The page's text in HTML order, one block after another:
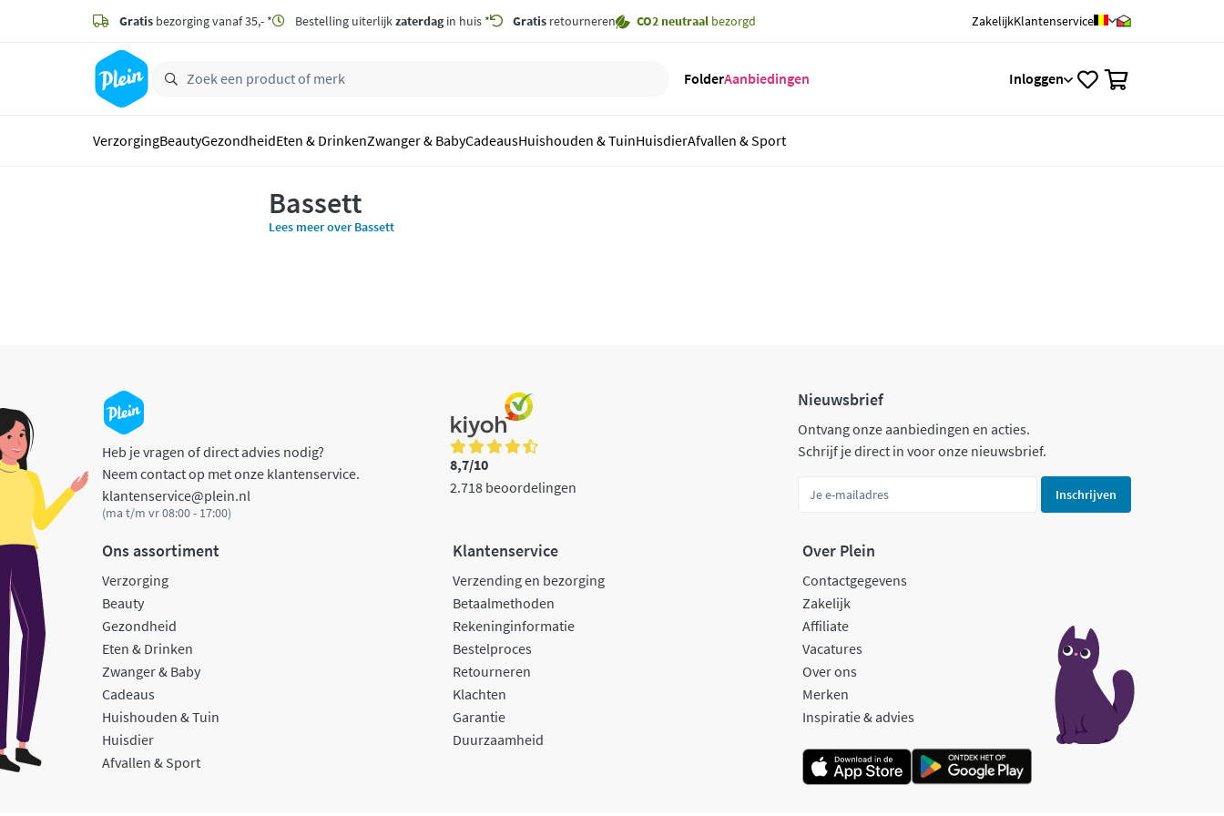
zoeken
hoofdinhoud
Gratis bezorging vanaf 35,- * Bestelling uiterlijkzaterdagin huis * Gratis retourneren CO2 neutraal bezorgd ZakelijkKlantenservice
FolderAanbiedingen Inloggen
VerzorgingBeautyGezondheidEten & DrinkenZwanger & BabyCadeausHuishouden & TuinHuisdierAfvallen & Sport
Bassett
Lees meer over Bassett
Heb je vragen of direct advies nodig?
Neem contact op met onze klantenservice.
klantenservice@plein.nl
(ma t/m vr 08:00 - 17:00)
8,7/10
2.718 beoordelingen
Nieuwsbrief
Ontvang onze aanbiedingen en acties.
Schrijf je direct in voor onze nieuwsbrief.
Inschrijven
Ons assortiment
Verzorging
Beauty
Gezondheid
Eten & Drinken
Zwanger & Baby
Cadeaus
Huishouden & Tuin
Huisdier
Afvallen & Sport
Klantenservice
Verzending en bezorging
Betaalmethoden
Rekeninginformatie
Bestelproces
Retourneren
Klachten
Garantie
Duurzaamheid
Over Plein
Contactgegevens
Zakelijk
Affiliate
Vacatures
Over ons
Merken
Inspiratie & advies